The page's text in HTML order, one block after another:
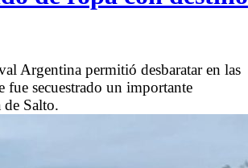
Argentina permitió desbaratar en las
secuestrado un importante
Salto.